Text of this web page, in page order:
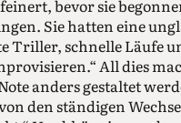
bevor sie
Sie hatten eine
Triller, schnelle Läufe
All dies
anders gestaltet
den ständigen